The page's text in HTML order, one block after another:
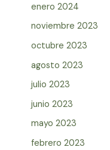
enero 2024
noviembre 2023
octubre 2023
agosto 2023
julio 2023
junio 2023
mayo 2023
febrero 2023